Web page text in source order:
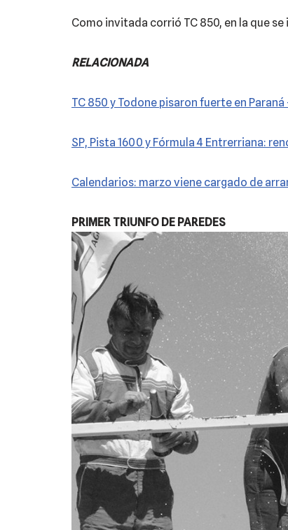
Como invitada corrió TC 850, en la que se
RELACIONADA
TC 850 y Todone pisaron fuerte en
SP, Pista 1600 y Fórmula 4 Entrerriana:
Calendarios: marzo viene cargado de
PRIMER TRIUNFO DE PAREDES